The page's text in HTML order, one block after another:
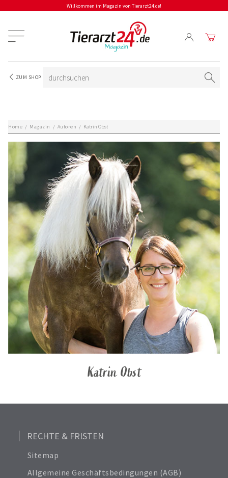
Willkommen im Magazin von Tierarzt24.de!
ZUM SHOP
Home / Magazin / Autoren / Katrin Obst
Katrin Obst
RECHTE & FRISTEN
Sitemap
Allgemeine Geschäftsbedingungen (AGB)